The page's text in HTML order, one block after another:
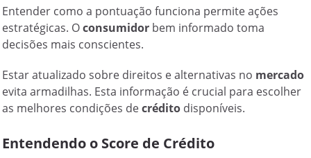
Entender como a pontuação funciona permite ações
estratégicas. Oconsumidor bem informado toma
decisões mais conscientes.
Estar atualizado sobre direitos e alternativas no mercado
evita armadilhas. Esta informação é crucial para escolher
as melhores condições decrédito disponíveis.
Entendendo o Score de Crédito